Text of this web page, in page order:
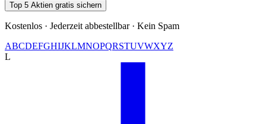
Top 5 Aktien gratis sichern
Kostenlos · Jederzeit abbestellbar · Kein Spam
ABCDEFGHIJKLMNOPQRSTUVWXYZ
L